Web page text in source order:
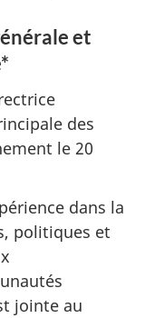
et
des
le 20
dans la
politiques et
jointe au